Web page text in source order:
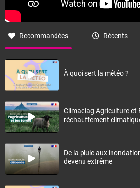
Recommandées Récents
À quoi sert la météo ?
Climadiag Agriculture et
réchauffement
De la pluie aux
devenu extrême